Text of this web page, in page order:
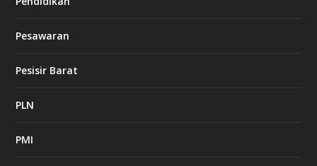
Pesawaran
Pesisir Barat
PLN
PMI